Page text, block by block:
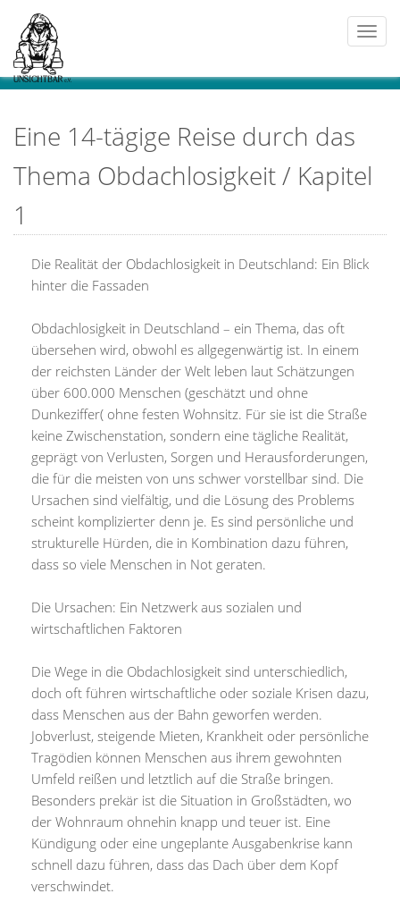
Eine 14-tägige Reise durch das
Thema Obdachlosigkeit / Kapitel
1
Die Realität der Obdachlosigkeit in Deutschland: Ein Blick
hinter die Fassaden
Obdachlosigkeit in Deutschland – ein Thema, das oft
übersehen wird, obwohl es allgegenwärtig ist. In einem
der reichsten Länder der Welt leben laut Schätzungen
über 600.000 Menschen (geschätzt und ohne
Dunkeziffer( ohne festen Wohnsitz. Für sie ist die Straße
keine Zwischenstation, sondern eine tägliche Realität,
geprägt von Verlusten, Sorgen und Herausforderungen,
die für die meisten von uns schwer vorstellbar sind. Die
Ursachen sind vielfältig, und die Lösung des Problems
scheint komplizierter denn je. Es sind persönliche und
strukturelle Hürden, die in Kombination dazu führen,
dass so viele Menschen in Not geraten.
Die Ursachen: Ein Netzwerk aus sozialen und
wirtschaftlichen Faktoren
Die Wege in die Obdachlosigkeit sind unterschiedlich,
doch oft führen wirtschaftliche oder soziale Krisen dazu,
dass Menschen aus der Bahn geworfen werden.
Jobverlust, steigende Mieten, Krankheit oder persönliche
Tragödien können Menschen aus ihrem gewohnten
Umfeld reißen und letztlich auf die Straße bringen.
Besonders prekär ist die Situation in Großstädten, wo
der Wohnraum ohnehin knapp und teuer ist. Eine
Kündigung oder eine ungeplante Ausgabenkrise kann
schnell dazu führen, dass das Dach über dem Kopf
verschwindet.